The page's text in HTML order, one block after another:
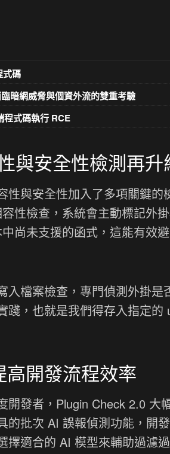
式碼
暗網威脅與個資外流的雙重考驗
程式碼執行 RCE
與安全性檢測再升
與安全性加入了多項關鍵的
性檢查，系統會主動標記外
尚未支援的函式，這能有效
檔案檢查，專門偵測外掛是
踐，也就是我們得存入指定的
開發流程效率
發者，Plugin Check 2.0 大
的批次 AI 誤報偵測功能，開
擇適合的 AI 模型來輔助過濾